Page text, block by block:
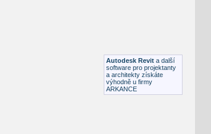
Autodesk Revit a další
software pro projektanty
a architekty získáte
výhodně u firmy
ARKANCE